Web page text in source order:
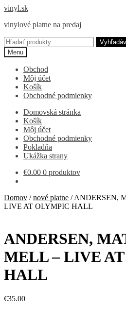
Preskočiť
navigáciu
Preskočiť
obsah
vinyl.sk
vinylové platne na predaj
Hľadať:
Menu
Obchod
Môj účet
Košík
Obchodné podmienky
Domovská stránka
Košík
Môj účet
Obchodné podmienky
Pokladňa
Ukážka strany
€0.00 0 produktov
Domov /nové platne /ANDERSEN,
LIVE AT OLYMPIC HALL
ANDERSEN,
MELL – LIVE
HALL
€35.00